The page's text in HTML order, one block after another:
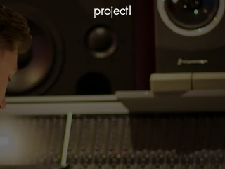
project!